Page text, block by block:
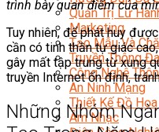
Quản Trị Lữ
Marketing
Tạo Mẫu Và
Truyền Thông
Công Nghệ
An Ninh Mạng
Thiết Kế Đồ Họa
Âm Nhạc
trình bày quan điểm của
Tuy nhiên, để phát huy
cần có tinh thần tự giác
gây mất tập trung từ xung
truyền Internet ổn định,
Những Nhóm